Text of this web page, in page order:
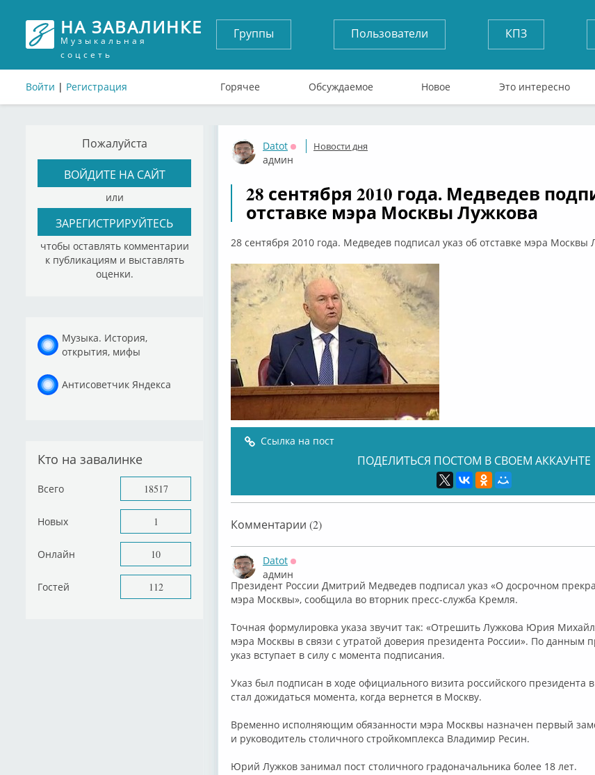
НА ЗАВАЛИНКЕ
Музыкальная
соцсеть
Войти | Регистрация
Группы Пользователи КПЗ
Горячее Обсуждаемое Новое Это интересно
Пожалуйста
ВОЙДИТЕ НА САЙТ
или
ЗАРЕГИСТРИРУЙТЕСЬ
чтобы оставлять комментарии
к публикациям и выставлять
оценки.
Музыка. История,
открытия, мифы
Антисоветчик Яндекса
Кто на завалинке
Всего 18517
Новых 1
Онлайн 10
Гостей 112
Datot
Оффлайн
админ
Новости дня
28 сентября 2010 года. Медведев
отставке мэра Москвы Лужкова
28 сентября 2010 года. Медведев подписал указ об отставке мэра Москвы
Ссылка на пост
ПОДЕЛИТЬСЯ ПОСТОМ В СВОЕМ АККАУНТЕ
Комментарии (2)
Datot
Оффлайн
админ
Президент России Дмитрий Медведев подписал указ «О досрочном
мэра Москвы», сообщила во вторник пресс-служба Кремля.
Точная формулировка указа звучит так: «Отрешить Лужкова Юрия
мэра Москвы в связи с утратой доверия президента России». По данным
указ вступает в силу с момента подписания.
Указ был подписан в ходе официального визита российского президента
стал дожидаться момента, когда вернется в Москву.
Временно исполняющим обязанности мэра Москвы назначен первый
и руководитель столичного стройкомплекса Владимир Ресин.
Юрий Лужков занимал пост столичного градоначальника более 18 лет.